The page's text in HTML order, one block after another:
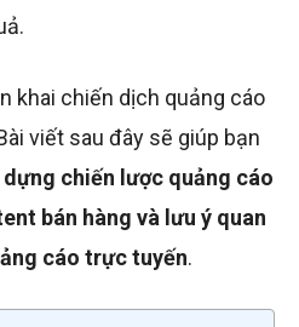
khai chiến dịch quảng cáo
viết sau đây sẽ giúp bạn
chiến lược quảng cáo
bán hàng và lưu ý quan
cáo trực tuyến.